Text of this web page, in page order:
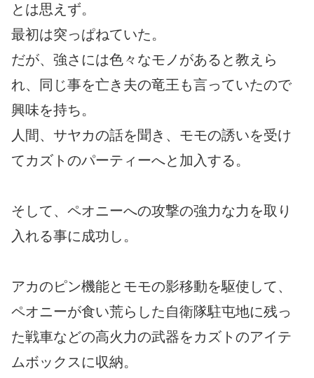
とは思えず。
最初は突っぱねていた。
だが、強さには色々なモノがあると教えら
れ、同じ事を亡き夫の竜王も言っていたので
興味を持ち。
人間、サヤカの話を聞き、モモの誘いを受け
てカズトのパーティーへと加入する。
そして、ペオニーへの攻撃の強力な力を取り
入れる事に成功し。
アカのピン機能とモモの影移動を駆使して、
ペオニーが食い荒らした自衛隊駐屯地に残っ
た戦車などの高火力の武器をカズトのアイテ
ムボックスに収納。